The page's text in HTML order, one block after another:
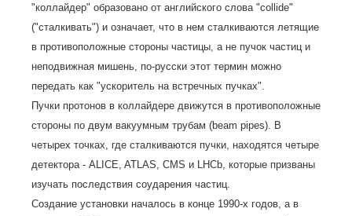
"коллайдер" образовано от английского слова "collide"
("сталкивать") и означает, что в нем сталкиваются летящие
в противоположные стороны частицы, а не пучок частиц и
неподвижная мишень, по-русски этот термин можно
передать как "ускоритель на встречных пучках".
Пучки протонов в коллайдере движутся в противоположные
стороны по двум вакуумным трубам (beam pipes). В
четырех точках, где сталкиваются пучки, находятся четыре
детектора - ALICE, ATLAS, CMS и LHCb, которые призваны
изучать последствия соударения частиц.
Создание установки началось в конце 1990-х годов, а в